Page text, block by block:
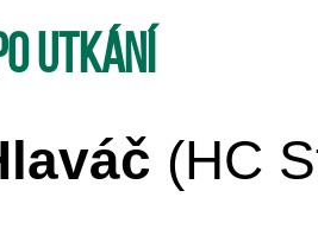
utkání
(HC